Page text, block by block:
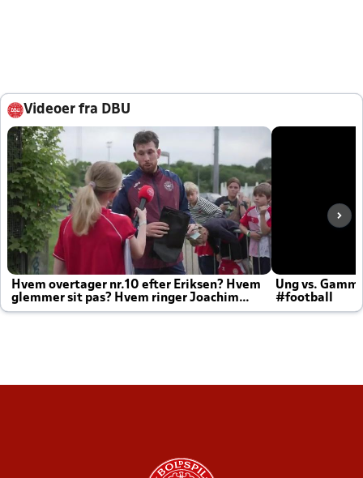
Videoer fra DBU
Hvem overtager nr.10 efter Eriksen? Hvem
glemmer sit pas? Hvem ringer Joachim
altid til efter kampe?
Ung vs.
#football